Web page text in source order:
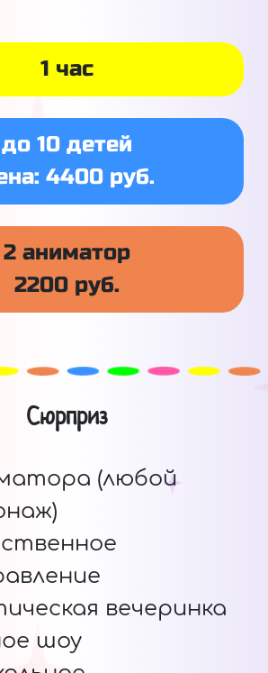
1 час
до 10 детей
4400 руб.
2 аниматор
2200 руб.
Сюрприз
(любой
вечеринка
шоу